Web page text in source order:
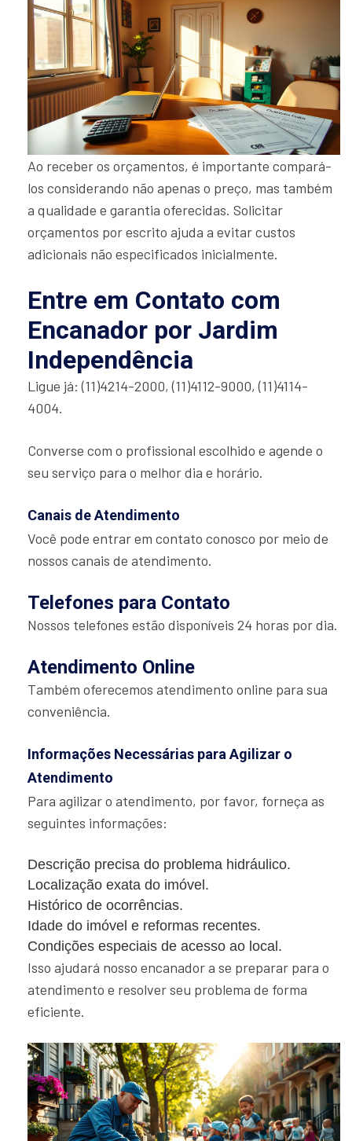
Ao receber os orçamentos, é importante compará-
los considerando não apenas o preço, mas também
a qualidade e garantia oferecidas. Solicitar
orçamentos por escrito ajuda a evitar custos
adicionais não especificados inicialmente.
Entre em Contato com
Encanador por Jardim
Independência
Ligue já: (11)4214-2000, (11)4112-9000, (11)4114-
4004.
Converse com o profissional escolhido e agende o
seu serviço para o melhor dia e horário.
Canais de Atendimento
Você pode entrar em contato conosco por meio de
nossos canais de atendimento.
Telefones para Contato
Nossos telefones estão disponíveis 24 horas por dia.
Atendimento Online
Também oferecemos atendimento online para sua
conveniência.
Informações Necessárias para Agilizar o
Atendimento
Para agilizar o atendimento, por favor, forneça as
seguintes informações:
Descrição precisa do problema hidráulico.
Localização exata do imóvel.
Histórico de ocorrências.
Idade do imóvel e reformas recentes.
Condições especiais de acesso ao local.
Isso ajudará nosso encanador a se preparar para o
atendimento e resolver seu problema de forma
eficiente.